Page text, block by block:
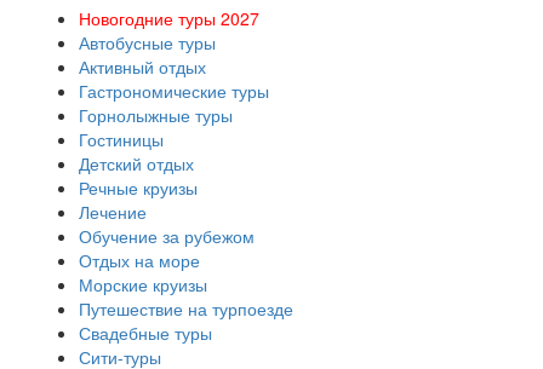
Новогодние туры 2027
Автобусные туры
Активный отдых
Гастрономические туры
Горнолыжные туры
Гостиницы
Детский отдых
Речные круизы
Лечение
Обучение за рубежом
Отдых на море
Морские круизы
Путешествие на турпоезде
Свадебные туры
Сити-туры